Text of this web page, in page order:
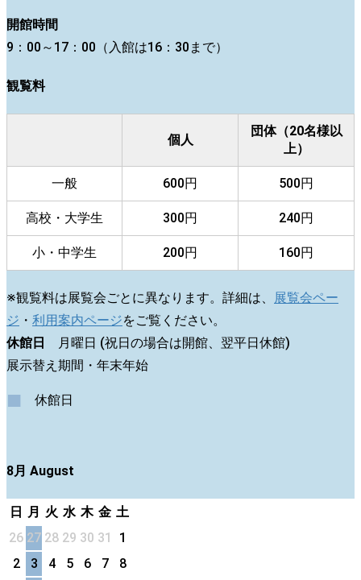
開館時間
9：00～17：00（入館は16：30まで）
観覧料
個人
団体（20名様以
上）
一般 600円 500円
高校・大学生 300円 240円
小・中学生 200円 160円
※観覧料は展覧会ごとに異なります。詳細は、
展覧会ペー
ジ ・ 利用案内ページをご覧ください。
休館日
月曜日 (祝日の場合は開館、翌平日休館)
展示替え期間・年末年始
■ 休館日
8月 August
日 月 火 水 木 金 土
26 27 28 29 30 31
1
2
3 4 5 6 7
8